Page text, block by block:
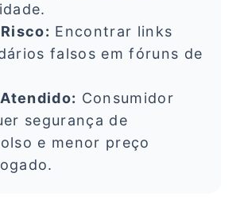
Encontrar links
falsos em fóruns de
Consumidor
segurança de
e menor preço